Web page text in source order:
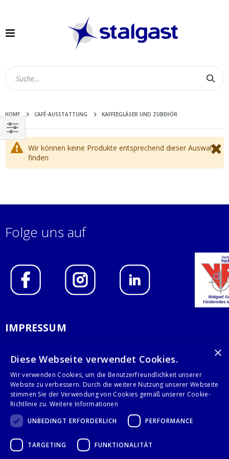
Navigation
HOME CAFÉ-AUSSTATTUNG KAFFEEGLÄSER UND ZUBEHÖR
Wir können keine Produkte entsprechend dieser Auswahl
finden
EINKAUFEN
NACH
Folge uns auf
IMPRESSUM
AGB
KONTAKT
Stalgast GmbH
28359 Bremen
×
Diese Webseite verwendet Cookies.
Wir verwenden Cookies, um die Benutzerfreundlichkeit unserer
Website zu verbessern. Durch die weitere Nutzung unserer Webseite
stimmen Sie der Verwendung von Cookies gemäß unserer Cookie-
Richtlinie zu. Weitere Informationen
UNBEDINGT ERFORDERLICH
PERFORMANCE
TARGETING FUNKTIONALITÄT